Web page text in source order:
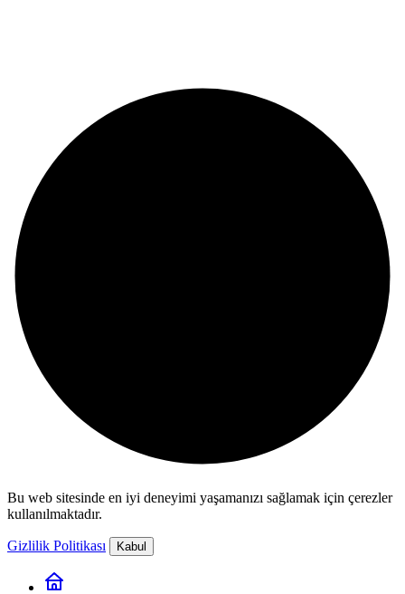
Bu web sitesinde en iyi deneyimi yaşamanızı sağlamak için çerezler
kullanılmaktadır.
Gizlilik Politikası Kabul